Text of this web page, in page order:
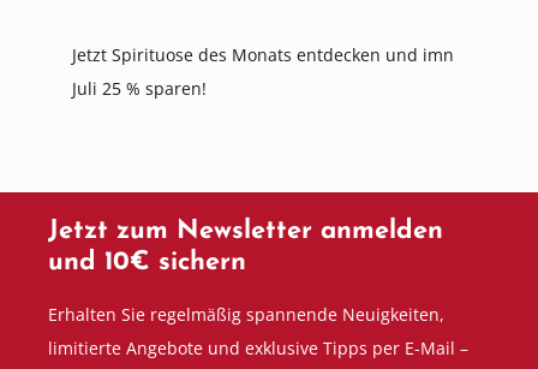
Jetzt Spirituose des Monats entdecken und imn
Juli 25 % sparen!
Jetzt zum Newsletter anmelden
und 10€ sichern
Erhalten Sie regelmäßig spannende Neuigkeiten,
limitierte Angebote und exklusive Tipps per E-Mail –